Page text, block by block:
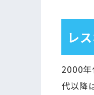
レ
2000年
代以降